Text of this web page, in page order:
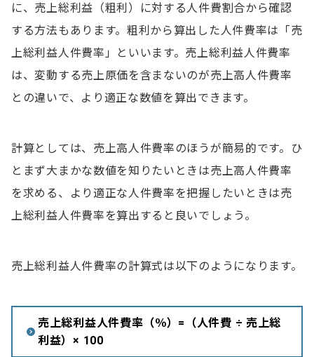
に、売上総利益（粗利）に対する人件費割合から確認
する方法もあります。粗利から算出した人件費率は「売
上総利益人件費率」といいます。売上総利益人件費率
は、変動する売上原価を含まないのが売上高人件費率
との違いで、より適正な数値を算出できます。
計算としては、売上高人件費率のほうが簡易的です。ひ
とまず大まかな数値を知りたいときは売上高人件費率
を求める、より適正な人件費率を把握したいときは売
上総利益人件費率を算出すると良いでしょう。
売上総利益人件費率の計算式は以下のようになります。
売上総利益人件費率（％）=（人件費 ÷ 売上総
利益）× 100